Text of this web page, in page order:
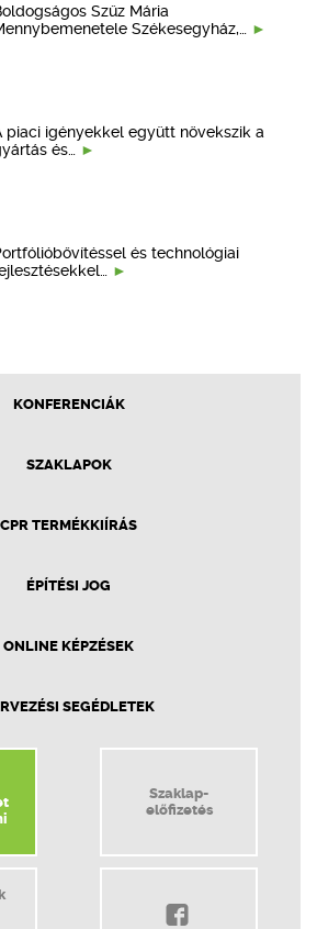
Szűz Mária
Székesegyház,…
piaci igényekkel együtt növekszik a
és…
és technológiai
KONFERENCIÁK
SZAKLAPOK
CPR TERMÉKKIÍRÁS
ÉPÍTÉSI JOG
ONLINE KÉPZÉSEK
SEGÉDLETEK
Szaklap-
előfizetés